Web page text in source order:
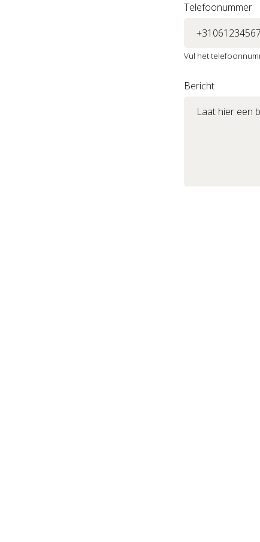
Telefoonummer
Vul het
Bericht